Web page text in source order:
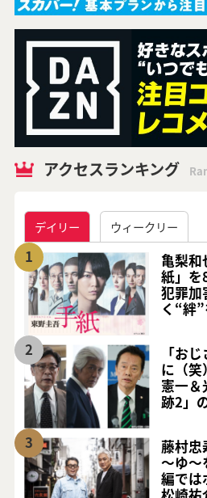
アクセスランキング
デイリー ウィークリー
1
亀梨和
紙」
犯罪加
く“絆
2
「お
に（笑
憲一＆
跡2」
3
藤村忠
～ゆ
編では